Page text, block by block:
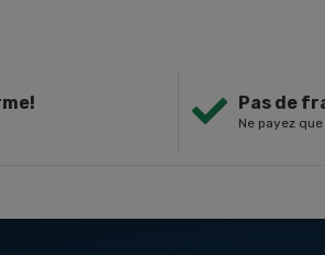
Pas de
Ne payez